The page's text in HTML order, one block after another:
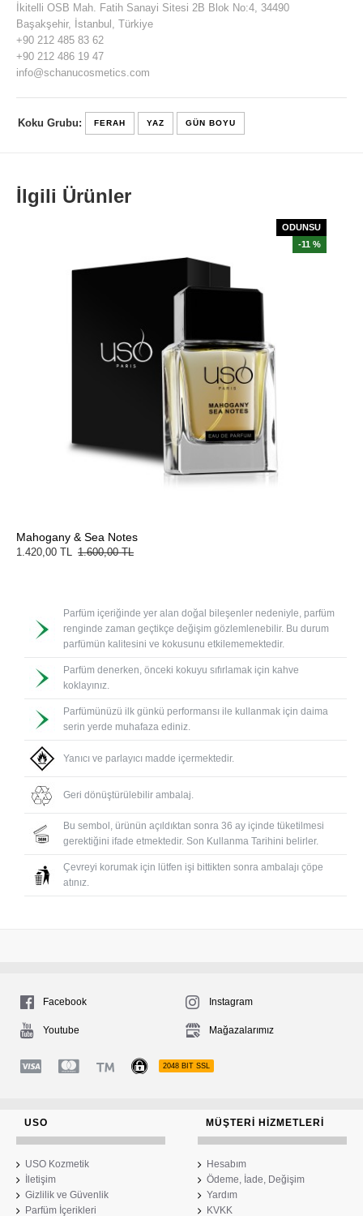
İkitelli OSB Mah. Fatih Sanayi Sitesi 2B Blok No:4, 34490
Başakşehir, İstanbul, Türkiye
+90 212 485 83 62
+90 212 486 19 47
info@schanucosmetics.com
Koku Grubu: FERAH YAZ GÜN BOYU
İlgili Ürünler
ODUNSU
-11 %
Mahogany & Sea Notes
1.420,00 TL 1.600,00 TL
Parfüm içeriğinde yer alan doğal bileşenler nedeniyle, parfüm
renginde zaman geçtikçe değişim gözlemlenebilir. Bu durum
parfümün kalitesini ve kokusunu etkilememektedir.
Parfüm denerken, önceki kokuyu sıfırlamak için kahve
koklayınız.
Parfümünüzü ilk günkü performansı ile kullanmak için daima
serin yerde muhafaza ediniz.
Yanıcı ve parlayıcı madde içermektedir.
Geri dönüştürülebilir ambalaj.
Bu sembol, ürünün açıldıktan sonra 36 ay içinde tüketilmesi
gerektiğini ifade etmektedir. Son Kullanma Tarihini belirler.
Çevreyi korumak için lütfen işi bittikten sonra ambalajı çöpe
atınız.
Facebook Instagram
Youtube Mağazalarımız
2048 BIT SSL
USO
USO Kozmetik
İletişim
Gizlilik ve Güvenlik
Parfüm İçerikleri
MÜŞTERI HIZMETLERI
Hesabım
Ödeme, İade, Değişim
Yardım
KVKK